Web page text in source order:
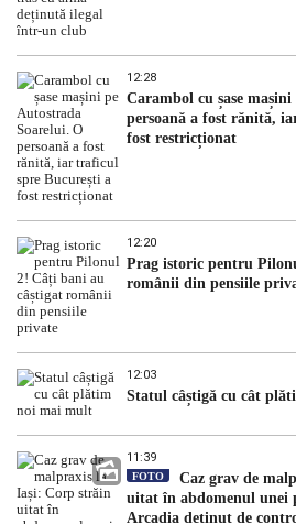
12:28
Carambol cu șase
persoană a fost rănită,
fost restricționat
12:20
Prag istoric pentru
românii din pensiile
12:03
Statul câștigă cu cât
11:39
FOTO
Caz grav de
uitat în abdomenul unei
Arcadia deținut de